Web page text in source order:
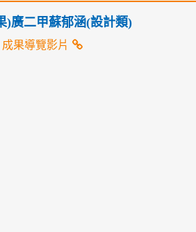
)廣二甲蘇郁涵(設計類)
成果導覽影片